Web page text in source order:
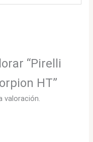
“Pirelli
HT”
valoración.